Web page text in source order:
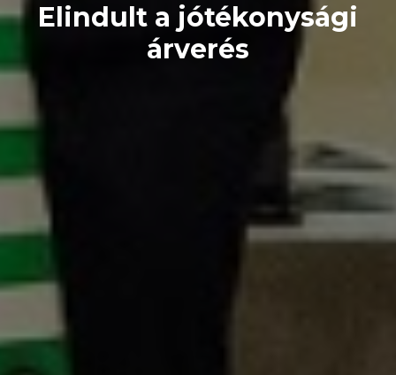
Elindult a jótékonysági
árverés